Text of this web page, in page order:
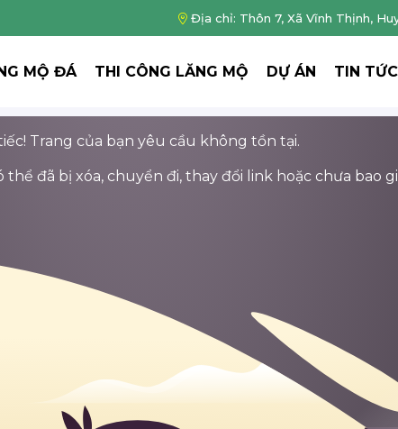
Địa chỉ: Thôn 7, Xã Vĩnh Thịnh,
MỘ ĐÁ THI CÔNG LĂNG MỘ DỰ ÁN TIN TỨC
Trang của bạn yêu cầu không tồn tại.
đã bị xóa, chuyển đi, thay đổi link hoặc chưa bao